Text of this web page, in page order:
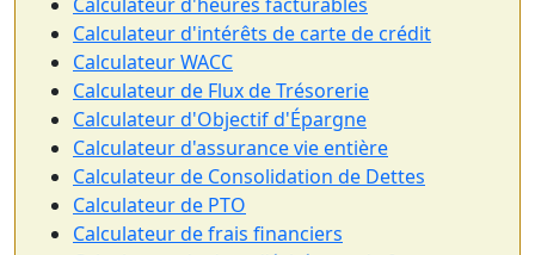
Calculateur d'intérêts de carte de crédit
Calculateur WACC
Calculateur de Flux de Trésorerie
Calculateur d'Objectif d'Épargne
Calculateur d'assurance vie entière
Calculateur de Consolidation de Dettes
Calculateur de PTO
Calculateur de frais financiers